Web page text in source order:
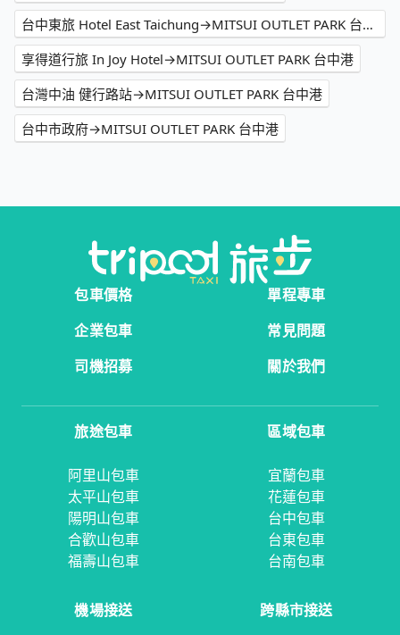
台中東旅 Hotel East Taichung→MITSUI OUTLET PARK 台中港
享得道行旅 In Joy Hotel→MITSUI OUTLET PARK 台中港
台灣中油 健行路站→MITSUI OUTLET PARK 台中港
台中市政府→MITSUI OUTLET PARK 台中港
包車價格
單程專車
企業包車
常見問題
司機招募
關於我們
旅途包車
阿里山包車
太平山包車
陽明山包車
合歡山包車
福壽山包車
區域包車
宜蘭包車
花蓮包車
台中包車
台東包車
台南包車
機場接送 跨縣市接送